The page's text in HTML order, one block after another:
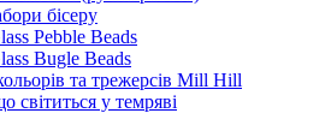
бісеру
Pebble Beads
Bugle Beads
та трежерсів Mill Hill
світиться у темряві